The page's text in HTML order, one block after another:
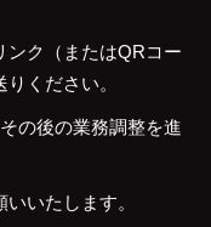
ンク（またはQRコー
ください。
の後の業務調整を進
いたします。